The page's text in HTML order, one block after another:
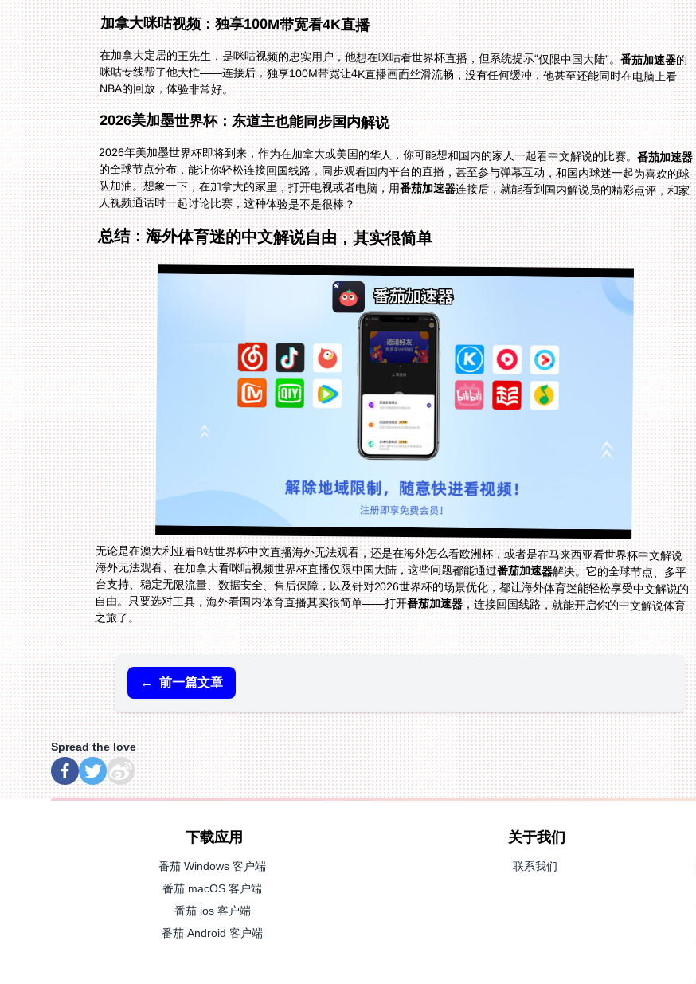
加拿大咪咕视频：独享100M带宽看4K直播
在加拿大定居的王先生，是咪咕视频的忠实用户，他想在咪咕看世界杯直播，但系统提示“仅限中国大陆”。番茄加速器的
咪咕专线帮了他大忙——连接后，独享100M带宽让4K直播画面丝滑流畅，没有任何缓冲，他甚至还能同时在电脑上看
NBA的回放，体验非常好。
2026美加墨世界杯：东道主也能同步国内解说
2026年美加墨世界杯即将到来，作为在加拿大或美国的华人，你可能想和国内的家人一起看中文解说的比赛。番茄加速器
的全球节点分布，能让你轻松连接回国线路，同步观看国内平台的直播，甚至参与弹幕互动，和国内球迷一起为喜欢的球
队加油。想象一下，在加拿大的家里，打开电视或者电脑，用番茄加速器连接后，就能看到国内解说员的精彩点评，和家
人视频通话时一起讨论比赛，这种体验是不是很棒？
总结：海外体育迷的中文解说自由，其实很简单
无论是在澳大利亚看B站世界杯中文直播海外无法观看，还是在海外怎么看欧洲杯，或者是在马来西亚看世界杯中文解说
海外无法观看、在加拿大看咪咕视频世界杯直播仅限中国大陆，这些问题都能通过番茄加速器解决。它的全球节点、多平
台支持、稳定无限流量、数据安全、售后保障，以及针对2026世界杯的场景优化，都让海外体育迷能轻松享受中文解说的
自由。只要选对工具，海外看国内体育直播其实很简单——打开番茄加速器，连接回国线路，就能开启你的中文解说体育
之旅了。
← 前一篇文章
Spread the love
下载应用
番茄 Windows 客户端
番茄 macOS 客户端
番茄 ios 客户端
番茄 Android 客户端
关于我们
联系我们